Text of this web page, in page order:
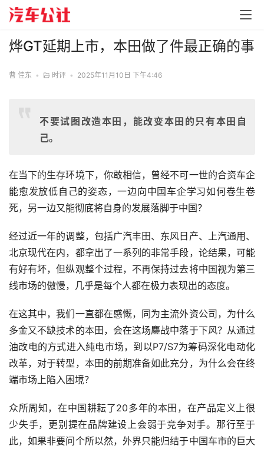
烨GT延期上市，本田做了件最正确的事
曹 佳东 • 时评 • 2025年11月10日 下午4:46
不要试图改造本田，能改变本田的只有本田自
己。
在当下的生存环境下，你敢相信，曾经不可一世的合资车企
能愈发放低自己的姿态，一边向中国车企学习如何卷生卷
死，另一边又能彻底将自身的发展落脚于中国？
经过近一年的调整，包括广汽丰田、东风日产、上汽通用、
北京现代在内，都拿出了一系列的非常手段，论结果，可能
有好有坏，但纵观整个过程，不再保持过去将中国视为第三
线市场的傲慢，几乎是每个人都在极力表现出的态度。
在这其中，我们一直都在感慨，同为主流外资公司，为什么
多金又不缺技术的本田，会在这场鏖战中落于下风？从通过
油改电的方式进入纯电市场，到以P7/S7为筹码深化电动化
改革，对于转型，本田的前期准备如此充分，为什么会在终
端市场上陷入困境？
众所周知，在中国耕耘了20多年的本田，在产品定义上很
少失手，更别提在品牌建设上会弱于竞争对手。那行至于
此，如果非要问个所以然，外界只能归结于中国车市的巨大